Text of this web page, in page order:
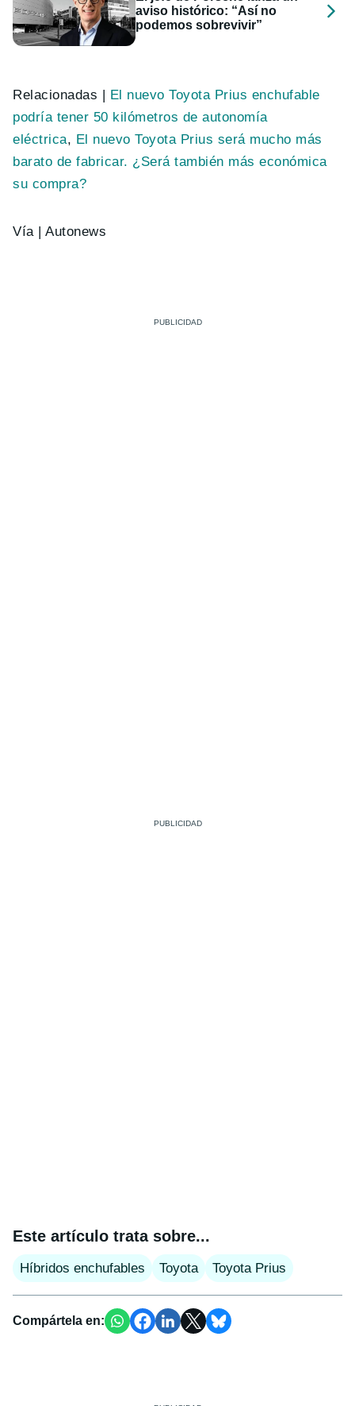
aviso histórico: “Así no
podemos sobrevivir”
Relacionadas | El nuevo Toyota Prius enchufable
podría tener 50 kilómetros de autonomía
eléctrica, El nuevo Toyota Prius será mucho más
barato de fabricar. ¿Será también más económica
su compra?
Vía | Autonews
Este artículo trata sobre...
Híbridos enchufables Toyota Toyota Prius
Compártela en: